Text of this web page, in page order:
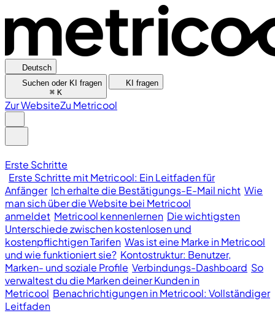
Deutsch
Suchen oder KI fragen
⌘ K
KI fragen
Zur WebsiteZu Metricool
Erste Schritte
Erste Schritte mit Metricool: Ein Leitfaden für
Anfänger Ich erhalte die Bestätigungs-E-Mail nicht Wie
man sich über die Website bei Metricool
anmeldet Metricool kennenlernen Die wichtigsten
Unterschiede zwischen kostenlosen und
kostenpflichtigen Tarifen Was ist eine Marke in Metricool
und wie funktioniert sie? Kontostruktur: Benutzer,
Marken- und soziale Profile Verbindungs-Dashboard So
verwaltest du die Marken deiner Kunden in
Metricool Benachrichtigungen in Metricool: Vollständiger
Leitfaden